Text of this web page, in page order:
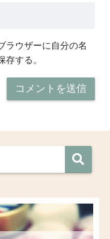
ラウザーに自分の名
する。